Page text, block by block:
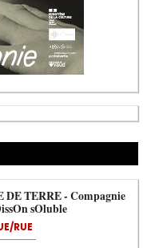
DE TERRE - Compagnie
sOluble
RUE